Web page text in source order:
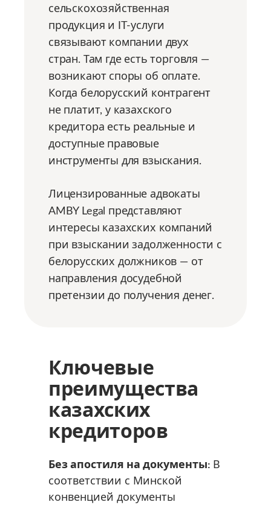
сельскохозяйственная
продукция и IT-услуги
связывают компании двух
стран. Там где есть торговля —
возникают споры об оплате.
Когда белорусский контрагент
не платит, у казахского
кредитора есть реальные и
доступные правовые
инструменты для взыскания.
Лицензированные адвокаты
AMBY Legal представляют
интересы казахских компаний
при взыскании задолженности с
белорусских должников — от
направления досудебной
претензии до получения денег.
Ключевые
преимущества
казахских
кредиторов
Без апостиля на документы: В
соответствии с Минской
конвенцией документы